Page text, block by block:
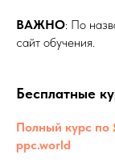
ВАЖНО: По
сайт обучения.
Бесплатные
Полный курс по
ppc.world